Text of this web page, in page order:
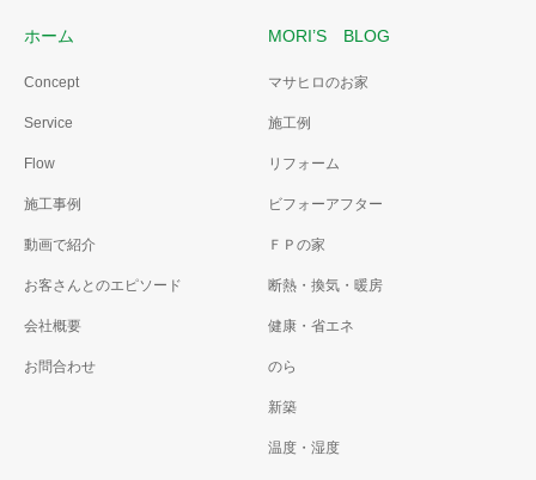
ホーム
Concept
Service
Flow
施工事例
動画で紹介
お客さんとのエピソード
会社概要
お問合わせ
MORI’S BLOG
マサヒロのお家
施工例
リフォーム
ビフォーアフター
ＦＰの家
断熱・換気・暖房
健康・省エネ
のら
新築
温度・湿度